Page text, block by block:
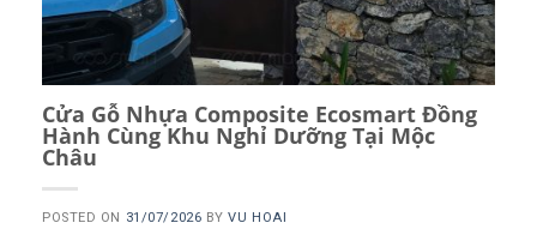
Cửa Gỗ Nhựa Composite Ecosmart Đồng
Hành Cùng Khu Nghỉ Dưỡng Tại Mộc
Châu
POSTED ON 31/07/2026 BYVU HOAI